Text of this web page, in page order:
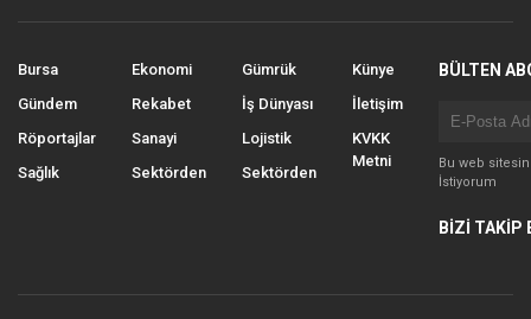
Bursa
Gündem
Röportajlar
Sağlık
Ekonomi
Rekabet
Sanayi
Sektörden
Gümrük
İş Dünyası
Lojistik
Sektörden
Künye
İletişim
KVKK
Metni
BÜLTEN
Bu web
İstiyorum
BİZİ TAKİP